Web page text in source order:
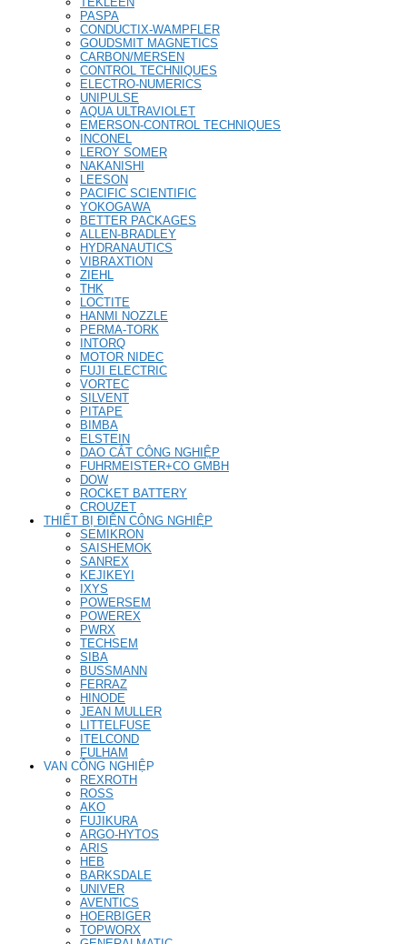
PASPA
CONDUCTIX-WAMPFLER
GOUDSMIT MAGNETICS
CARBON/MERSEN
CONTROL TECHNIQUES
ELECTRO-NUMERICS
UNIPULSE
AQUA ULTRAVIOLET
EMERSON-CONTROL TECHNIQUES
INCONEL
LEROY SOMER
NAKANISHI
LEESON
PACIFIC SCIENTIFIC
YOKOGAWA
BETTER PACKAGES
ALLEN-BRADLEY
HYDRANAUTICS
VIBRAXTION
ZIEHL
THK
LOCTITE
HANMI NOZZLE
PERMA-TORK
INTORQ
MOTOR NIDEC
FUJI ELECTRIC
VORTEC
SILVENT
PITAPE
BIMBA
ELSTEIN
DAO CẮT CÔNG NGHIỆP
FUHRMEISTER+CO GMBH
DOW
ROCKET BATTERY
CROUZET
THIẾT BỊ ĐIỆN CÔNG NGHIỆP
SEMIKRON
SAISHEMOK
SANREX
KEJIKEYI
IXYS
POWERSEM
POWEREX
PWRX
TECHSEM
SIBA
BUSSMANN
FERRAZ
HINODE
JEAN MULLER
LITTELFUSE
ITELCOND
FULHAM
VAN CÔNG NGHIỆP
REXROTH
ROSS
AKO
FUJIKURA
ARGO-HYTOS
ARIS
HEB
BARKSDALE
UNIVER
AVENTICS
HOERBIGER
TOPWORX